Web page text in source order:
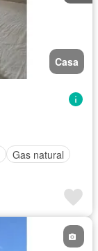
Casa
Gas natural